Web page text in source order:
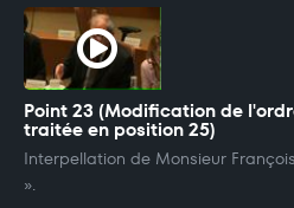
Point 23 (Modification de
traitée en position 25)
Interpellation de Monsieur
».